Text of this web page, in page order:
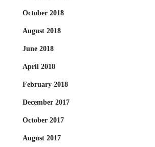
October 2018
August 2018
June 2018
April 2018
February 2018
December 2017
October 2017
August 2017